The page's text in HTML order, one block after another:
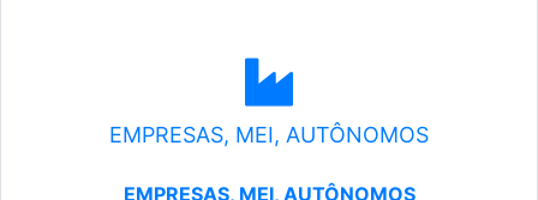
EMPRESAS, MEI, AUTÔNOMOS
EMPRESAS, MEI, AUTÔNOMOS